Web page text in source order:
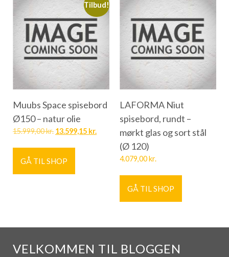
Tilbud!
Muubs Space spisebord
Ø150 – natur olie
15.999,00kr. 13.599,15 kr.
GÅ TIL SHOP
LAFORMA Niut
spisebord, rundt –
mørkt glas og sort stål
(Ø 120)
4.079,00kr.
GÅ TIL SHOP
VELKOMMEN TIL BLOGGEN